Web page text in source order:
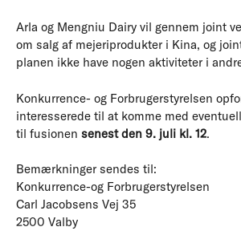
Arla og Mengniu Dairy vil gennem joint
om salg af mejeriprodukter i Kina, og
planen ikke have nogen aktiviteter i
Konkurrence- og Forbrugerstyrelsen
interesserede til at komme med
til fusionen senest den 9. juli kl. 12.
Bemærkninger sendes til:
Konkurrence-og Forbrugerstyrelsen
Carl Jacobsens Vej 35
2500 Valby